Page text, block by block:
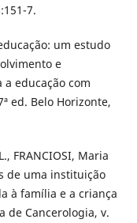
7.
um estudo
e
educação com
ed. Belo Horizonte,
FRANCIOSI, Maria
de uma instituição
à família e a criança
de Cancerologia, v.